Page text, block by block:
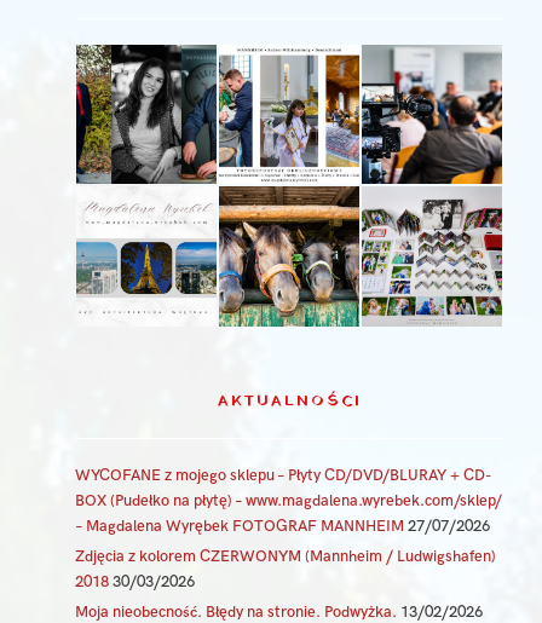
AKTUALNOŚCI
WYCOFANE z mojego sklepu – Płyty CD/DVD/BLURAY + CD-
BOX (Pudełko na płytę) – www.magdalena.wyrebek.com/sklep/
– Magdalena Wyrębek FOTOGRAF MANNHEIM 27/07/2026
Zdjęcia z kolorem CZERWONYM (Mannheim / Ludwigshafen)
2018 30/03/2026
Moja nieobecność. Błędy na stronie. Podwyżka. 13/02/2026